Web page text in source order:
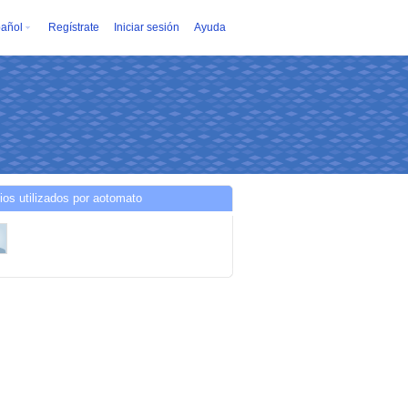
Regístrate Iniciar sesión Ayuda
utilizados por aotomato